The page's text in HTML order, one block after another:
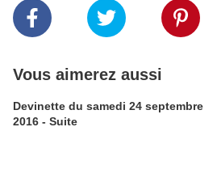
Vous aimerez aussi
Devinette du samedi 24 septembre
2016 - Suite